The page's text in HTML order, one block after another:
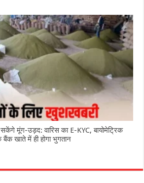
मूंग-उड़द: वारिस का E-KYC, बायोमेट्रिक
खाते में ही होगा भुगतान